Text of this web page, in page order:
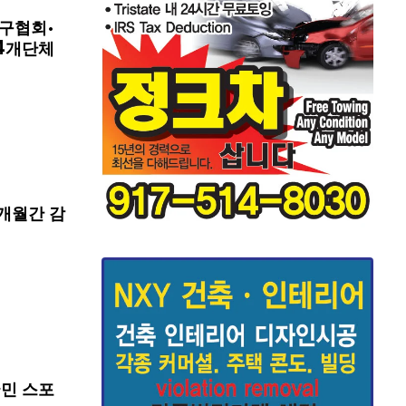
협회·
단체
월간 감
스포